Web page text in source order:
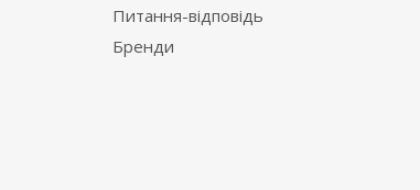
Питання-відповідь
Бренди